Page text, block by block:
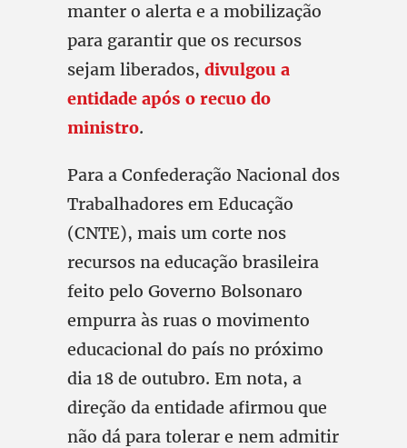
manter o alerta e a mobilização
para garantir que os recursos
sejam liberados, divulgou a
entidade após o recuo do
ministro.
Para a Confederação Nacional dos
Trabalhadores em Educação
(CNTE), mais um corte nos
recursos na educação brasileira
feito pelo Governo Bolsonaro
empurra às ruas o movimento
educacional do país no próximo
dia 18 de outubro. Em nota, a
direção da entidade afirmou que
não dá para tolerar e nem admitir